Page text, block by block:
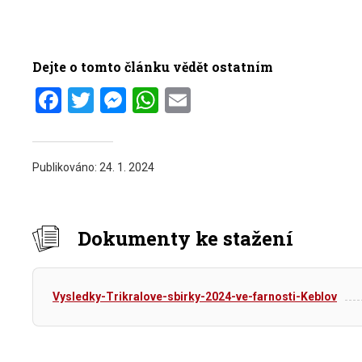
Dejte o tomto článku vědět ostatním
Facebook
Twitter
Messenger
WhatsApp
Publikováno: 24. 1. 2024
Dokumenty ke stažení
Vysledky-Trikralove-sbirky-2024-ve-farnosti-Keblov